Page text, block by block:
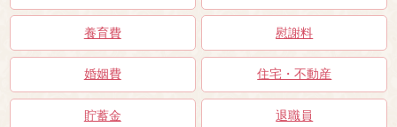
養育費 慰謝料
婚姻費 住宅・不動産
貯蓄金 退職員